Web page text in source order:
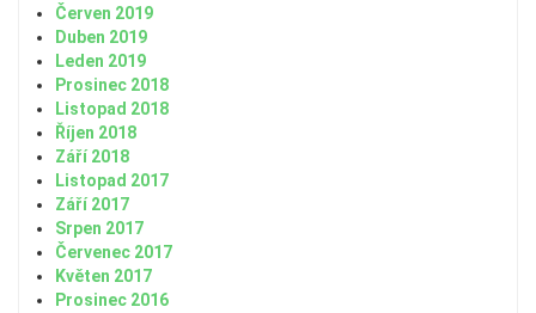
Červen 2019
Duben 2019
Leden 2019
Prosinec 2018
Listopad 2018
Říjen 2018
Září 2018
Listopad 2017
Září 2017
Srpen 2017
Červenec 2017
Květen 2017
Prosinec 2016